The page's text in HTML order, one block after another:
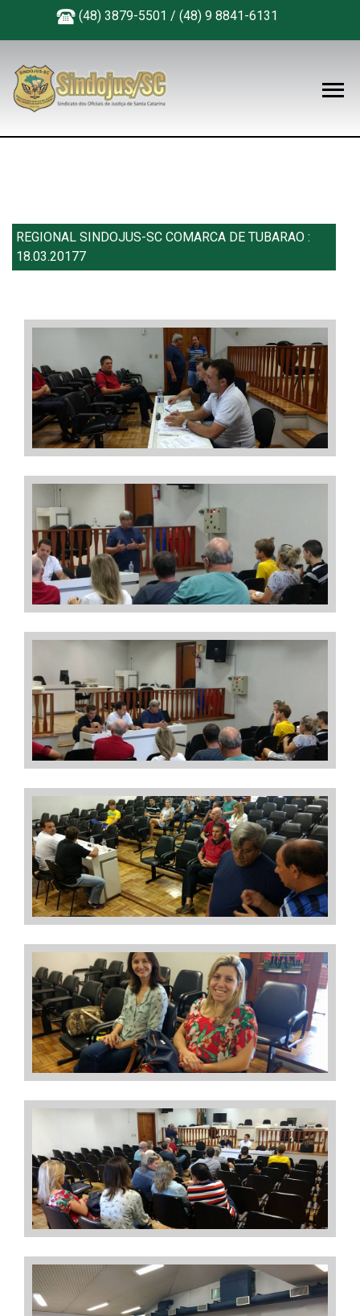
(48) 3879-5501 / (48) 9 8841-6131
REGIONAL SINDOJUS-SC COMARCA DE TUBARAO :
18.03.20177